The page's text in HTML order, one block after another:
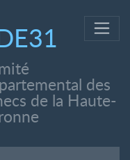
des
de la Haute-